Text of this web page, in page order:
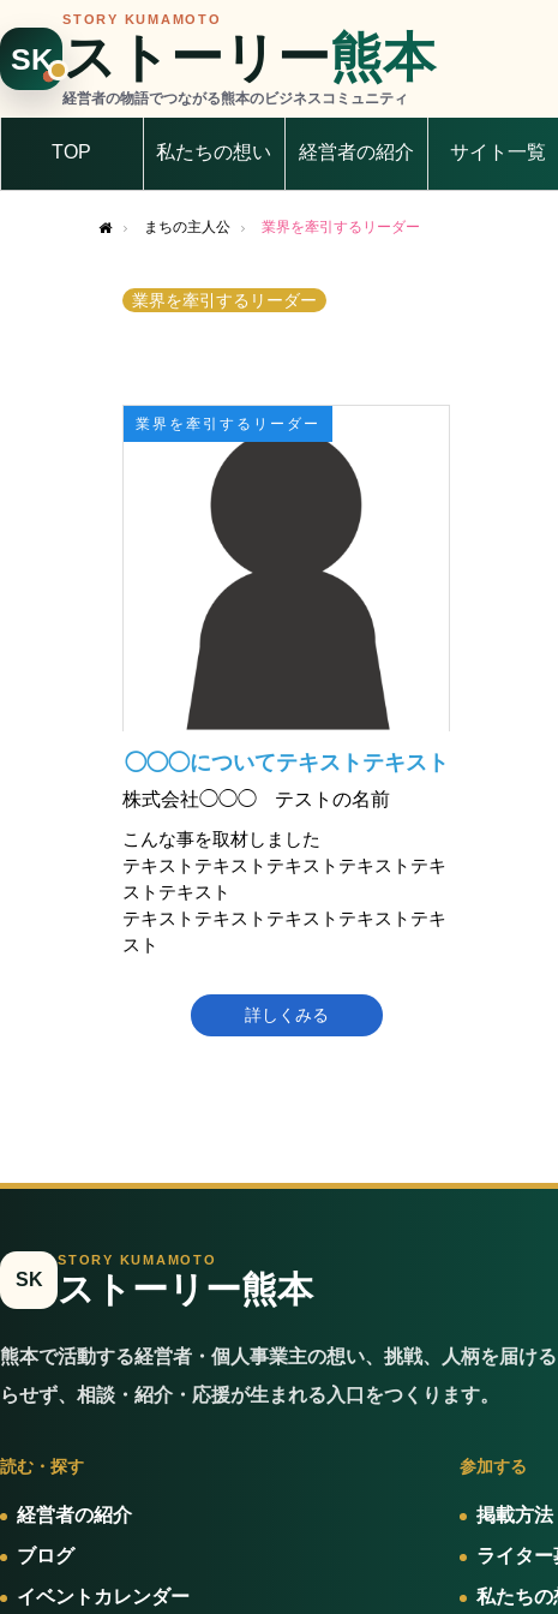
SK
STORY KUMAMOTO
ストーリー熊本
経営者の物語でつながる熊本のビジネスコミュニティ
TOP 私たちの想い 経営者の紹介 サイト一覧
まちの主人公 業界を牽引するリーダー
業界を牽引するリーダー
業界を牽引するリーダー
◯◯◯についてテキストテキスト
株式会社◯◯◯
テストの名前
こんな事を取材しました
テキストテキストテキストテキストテキ
ストテキスト
テキストテキストテキストテキストテキ
スト
詳しくみる
SK
STORY KUMAMOTO
ストーリー熊本
熊本で活動する経営者・個人事業主の想い、挑戦、人柄を届け
らせず、相談・紹介・応援が生まれる入口をつくります。
読む・探す
経営者の紹介
ブログ
イベントカレンダー
参加する
掲載方法
ライター
私たちの